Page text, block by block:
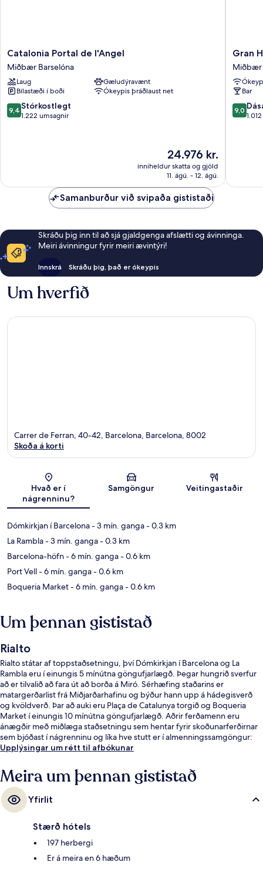
Catalonia
Portal
de
l'Angel
Miðbær
Barselóna
Catalonia Portal de l'Angel
Miðbær Barselóna
Laug
Gæludýravænt
Bílastæði í boði
Ókeypis þráðlaust net
9.4
af
9,4 Stórkostlegt
1.222 umsagnir
Verðið
24.976 kr.
24.976 kr.
inniheldur skatta og gjöld
11. ágú. - 12. ágú.
Gran
Hotel
Barcino
Miðbær
Gran
Miðbær
Bar
9.0
af
9,0
Samanburður við svipaða gististaði
Skráðu þig inn til að sjá gjaldgenga afslætti og ávinninga.
Meiri ávinningur fyrir meiri ævintýri!
Innskrá Skráðu þig, það er ókeypis
Um hverfið
Kort
Carrer de Ferran, 40-42, Barcelona, Barcelona, 8002
Skoða á korti
Hvað er í
nágrenninu?
Samgöngur Veitingastaðir
Dómkirkjan í Barcelona- 3 mín. ganga- 0.3 km
La Rambla- 3 mín. ganga- 0.3 km
Barcelona-höfn- 6 mín. ganga- 0.6 km
Port Vell- 6 mín. ganga- 0.6 km
Boqueria Market- 6 mín. ganga- 0.6 km
Um þennan gististað
Rialto
Rialto státar af toppstaðsetningu, því Dómkirkjan í Barcelona og La
Rambla eru í einungis 5 mínútna göngufjarlægð. Þegar hungrið sverfur
að er tilvalið að fara út að borða á Miró. Sérhæfing staðarins er
matargerðarlist frá Miðjarðarhafinu og býður hann upp á hádegisverð
og kvöldverð. Þar að auki eru Plaça de Catalunya torgið og Boqueria
Market í einungis 10 mínútna göngufjarlægð. Aðrir ferðamenn eru
ánægðir með miðlæga staðsetningu sem hentar fyrir skoðunarferðirnar
sem bjóðast í nágrenninu og líka hve stutt er í almenningssamgöngur:
Jaume I lestarstöðin er í 4 mínútna göngufjarlægð og Liceu lestarstöðin
Upplýsingar um rétt til afbókunar
Meira um þennan gististað
Yfirlit
Stærð hótels
197 herbergi
Er á meira en 6 hæðum